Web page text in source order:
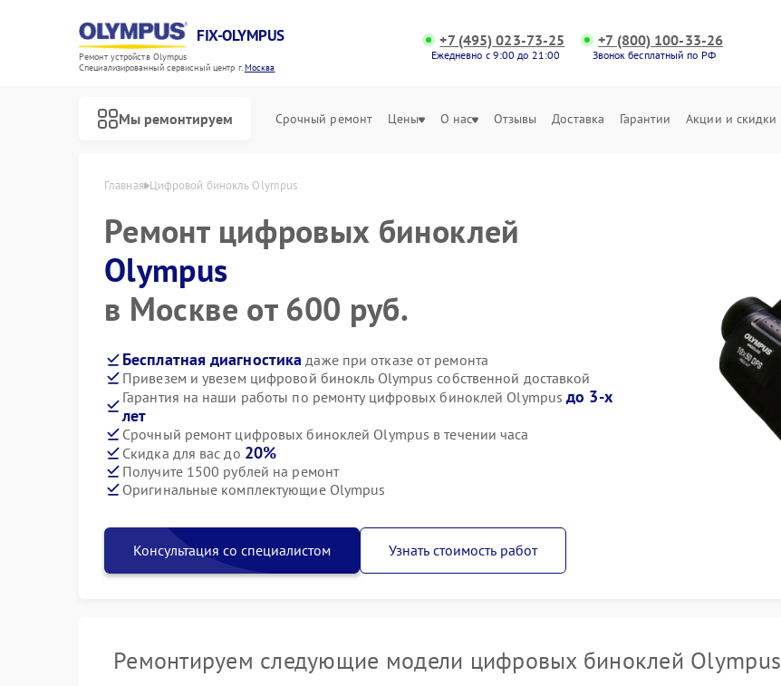
FIX-OLYMPUS
Ремонт устройств Olympus
Специализированный cервисный центр г.Москва
+7 (495) 023-73-25
Ежедневно с 9:00 до 21:00
+7 (800) 100-33-26
Звонок бесплатный по РФ
Мы ремонтируем Срочный ремонт Цены О нас Отзывы Доставка Гарантии Акции и скидки
Главная Цифровой бинокль Olympus
Ремонт цифровых биноклей
Olympus
в Москве от 600 руб.
Бесплатная диагностика даже при отказе от ремонта
Привезем и увезем цифровой бинокль Olympus собственной доставкой
Гарантия на наши работы по ремонту цифровых биноклей Olympusдо 3-х
лет
Срочный ремонт цифровых биноклей Olympus в течении часа
Скидка для вас до 20%
Получите 1500 рублей на ремонт
Оригинальные комплектующие Olympus
Консультация со специалистом Узнать стоимость работ
Ремонтируем следующие модели цифровых биноклей Olympus